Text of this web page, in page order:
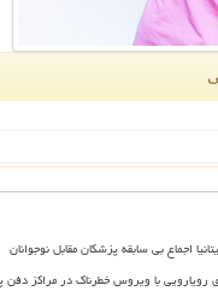
اجماع بی سابقه پزشکان مقابل نوجوانان
با ویروس خطرناک در مراکز دفن